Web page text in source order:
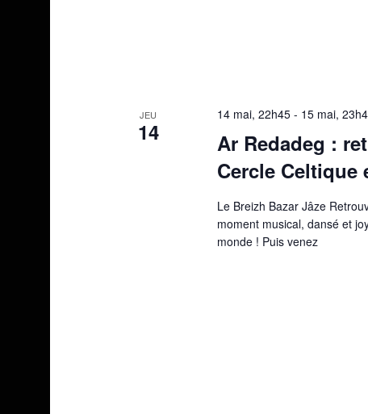
JEU
14
14 mai, 22h45- 15 mai,
Ar Redadeg :
Cercle Celtique
Le Breizh Bazar Jâze
moment musical, dansé et
monde ! Puis venez